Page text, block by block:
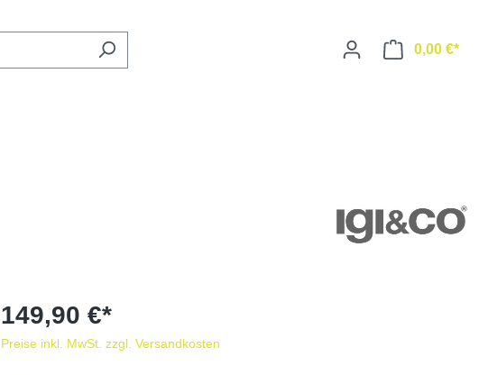
0,00 €*
149,90 €*
Preise inkl. MwSt. zzgl. Versandkosten